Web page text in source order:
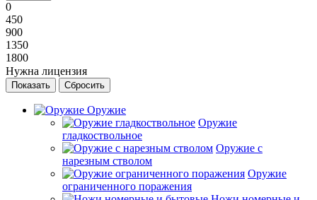
0
450
900
1350
1800
Нужна лицензия
Сбросить
Оружие
Оружие
гладкоствольное
Оружие с
нарезным стволом
Оружие
ограниченного поражения